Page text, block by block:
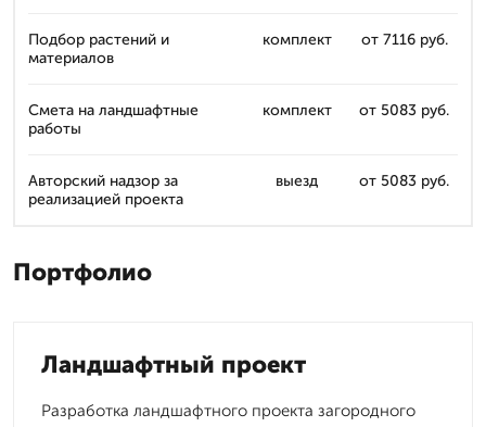
Подбор растений и
материалов
комплект от 7116 руб.
Смета на ландшафтные
работы
комплект от 5083 руб.
Авторский надзор за
реализацией проекта
выезд от 5083 руб.
Портфолио
Ландшафтный проект
Разработка ландшафтного проекта загородного